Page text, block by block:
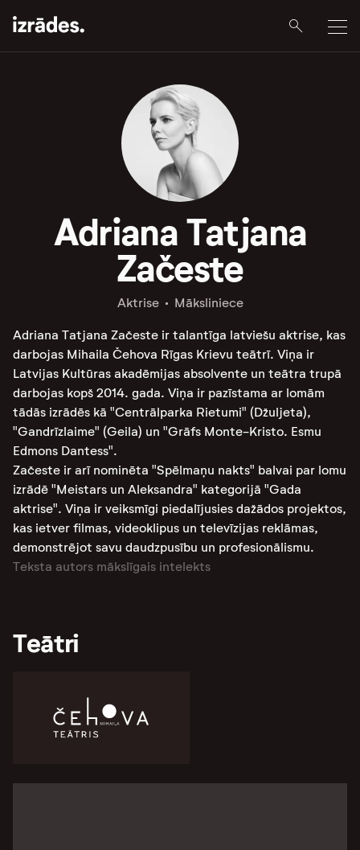
Adriana Tatjana
Začeste
Aktrise Māksliniece
Adriana Tatjana Začeste ir talantīga latviešu aktrise, kas
darbojas Mihaila Čehova Rīgas Krievu teātrī. Viņa ir
Latvijas Kultūras akadēmijas absolvente un teātra trupā
darbojas kopš 2014. gada. Viņa ir pazīstama ar lomām
tādās izrādēs kā "Centrālparka Rietumi" (Džuljeta),
"Gandrīzlaime" (Geila) un "Grāfs Monte-Kristo. Esmu
Edmons Dantess".
Začeste ir arī nominēta "Spēlmaņu nakts" balvai par lomu
izrādē "Meistars un Aleksandra" kategorijā "Gada
aktrise"​​. Viņa ir veiksmīgi piedalījusies dažādos projektos,
kas ietver filmas, videoklipus un televīzijas reklāmas,
demonstrējot savu daudzpusību un profesionālismu​.
Teksta autors mākslīgais intelekts
Teātri